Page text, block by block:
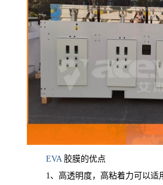
EVA 胶膜的优点
1、高透明度，高粘着力可以适